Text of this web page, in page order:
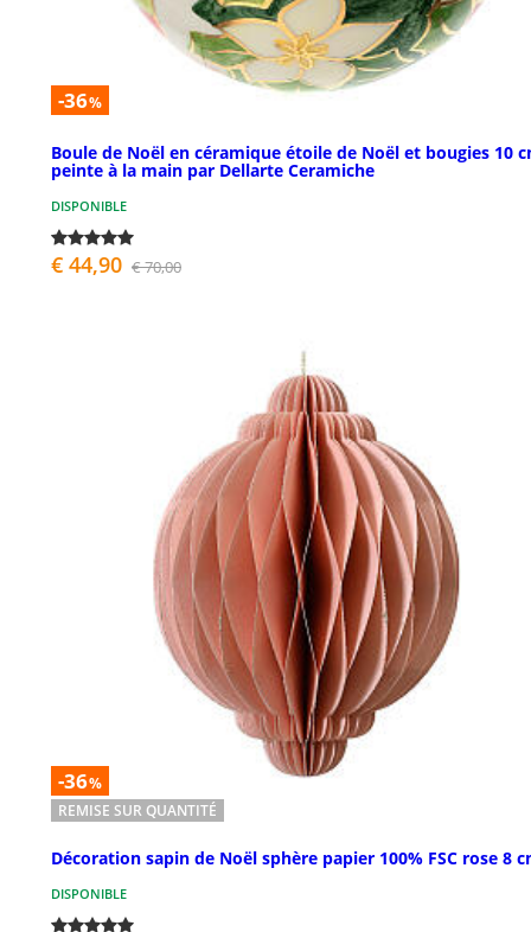
-36%
Boule de Noël en céramique étoile de Noël et bougies 10
peinte à la main par Dellarte Ceramiche
DISPONIBLE
€ 44,90 € 70,00
-36%
REMISE SUR QUANTITÉ
Décoration sapin de Noël sphère papier 100% FSC rose 8
DISPONIBLE